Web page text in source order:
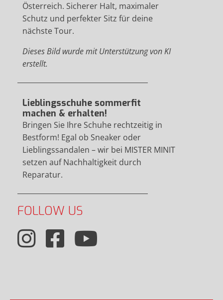
Österreich. Sicherer Halt, maximaler
Schutz und perfekter Sitz für deine
nächste Tour.
Dieses Bild wurde mit Unterstützung von KI
erstellt.
Lieblingsschuhe sommerfit
machen & erhalten!
Bringen Sie Ihre Schuhe rechtzeitig in
Bestform! Egal ob Sneaker oder
Lieblingssandalen – wir bei MISTER MINIT
setzen auf Nachhaltigkeit durch
Reparatur.
FOLLOW US